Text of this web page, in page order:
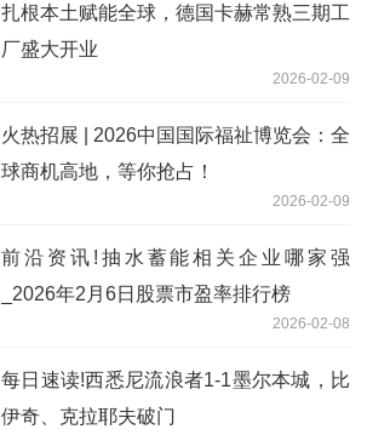
扎根本土赋能全球，德国卡赫常熟三期工
厂盛大开业
2026-02-09
火热招展 | 2026中国国际福祉博览会：全
球商机高地，等你抢占！
2026-02-09
前沿资讯!抽水蓄能相关企业哪家强
_2026年2月6日股票市盈率排行榜
2026-02-08
每日速读!西悉尼流浪者1-1墨尔本城，比
伊奇、克拉耶夫破门